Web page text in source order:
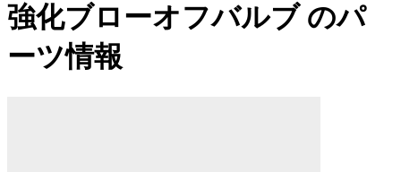
強化ブローオフバルブ のパ
ーツ情報